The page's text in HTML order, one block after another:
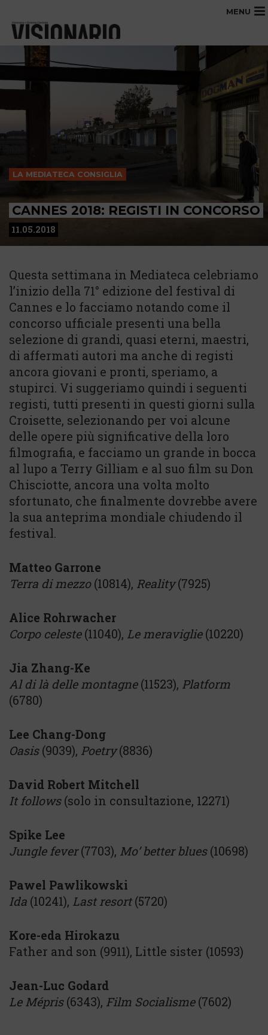
MENU
LA MEDIATECA CONSIGLIA
CANNES 2018: REGISTI IN CONCORSO
11.05.2018
Questa settimana in Mediateca celebriamo
l’inizio della 71° edizione del festival di
Cannes e lo facciamo notando come il
concorso ufficiale presenti una bella
selezione di grandi, quasi eterni, maestri,
di affermati autori ma anche di registi
ancora giovani e pronti, speriamo, a
stupirci. Vi suggeriamo quindi i seguenti
registi, tutti presenti in questi giorni sulla
Croisette, selezionando per voi alcune
delle opere più significative della loro
filmografia, e facciamo un grande in bocca
al lupo a Terry Gilliam e al suo film su Don
Chisciotte, ancora una volta molto
sfortunato, che finalmente dovrebbe avere
la sua anteprima mondiale chiudendo il
festival.
Matteo Garrone
Terra di mezzo(10814), Reality(7925)
Alice Rohrwacher
Corpo celeste(11040), Le meraviglie(10220)
Jia Zhang-Ke
Al di là delle montagne(11523), Platform
(6780)
Lee Chang-Dong
Oasis(9039), Poetry(8836)
David Robert Mitchell
It follows(solo in consultazione, 12271)
Spike Lee
Jungle fever(7703), Mo’ better blues(10698)
Pawel Pawlikowski
Ida (10241), Last resort(5720)
Kore-eda Hirokazu
Father and son (9911), Little sister (10593)
Jean-Luc Godard
Le Mépris(6343), Film Socialisme(7602)